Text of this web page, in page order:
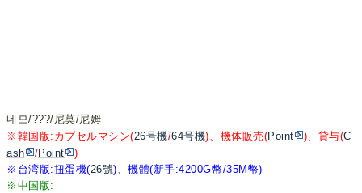
네모/???/尼莫/尼姆
※韓国版:カプセルマシン(26号機/64号機)、機体販売(Point )、貸与(C
ash
/Point
)
※台湾版:扭蛋機(26號)、機體(新手:4200G幣/35M幣)
※中国版: